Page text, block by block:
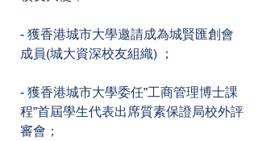
- 獲香港城市大學邀請成為城賢匯創會
成員(城大資深校友組織) ；
- 獲香港城市大學委任”工商管理博士課
程”首屆學生代表出席質素保證局校外評
審會；